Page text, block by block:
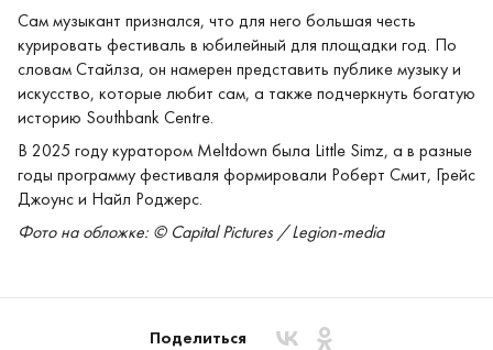
Сам музыкант признался, что для него большая честь
курировать фестиваль в юбилейный для площадки год. По
словам Стайлза, он намерен представить публике музыку и
искусство, которые любит сам, а также подчеркнуть богатую
историю Southbank Centre.
В 2025 году куратором Meltdown была Little Simz, а в разные
годы программу фестиваля формировали Роберт Смит, Грейс
Джоунс и Найл Роджерс.
Фото на обложке: © Capital Pictures / Legion-media
Поделиться